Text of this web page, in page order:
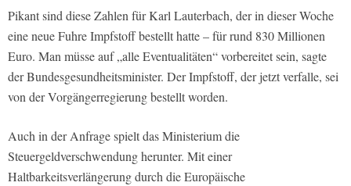
Pikant sind diese Zahlen für Karl Lauterbach, der in dieser Woche
eine neue Fuhre Impfstoff bestellt hatte – für rund 830 Millionen
Euro. Man müsse auf „alle Eventualitäten“ vorbereitet sein, sagte
der Bundesgesundheitsminister. Der Impfstoff, der jetzt verfalle, sei
von der Vorgängerregierung bestellt worden.
Auch in der Anfrage spielt das Ministerium die
Steuergeldverschwendung herunter. Mit einer
Haltbarkeitsverlängerung durch die Europäische